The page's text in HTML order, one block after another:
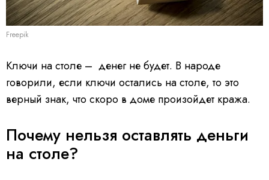
Freepik
Ключи на столе – денег не будет. В народе
говорили, если ключи остались на столе, то это
верный знак, что скоро в доме произойдет кража.
Почему нельзя оставлять деньги
на столе?